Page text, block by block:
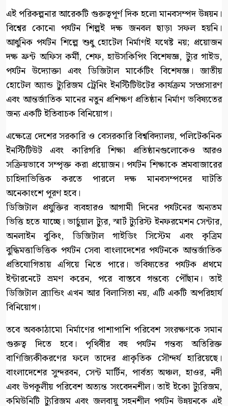
এই পরিকল্পনার আরেকটি গুরুত্বপূর্ণ দিক হলো মানবসম্পদ উন্নয়ন।
বিশ্বের কোনো পর্যটন শিল্পই দক্ষ জনবল ছাড়া সফল হয়নি।
আধুনিক পর্যটন শিল্পে শুধু হোটেল নির্মাণই যথেষ্ট নয়; প্রয়োজন
দক্ষ ফ্রন্ট অফিস কর্মী, শেফ, হাউসকিপিং বিশেষজ্ঞ, ট্যুর গাইড,
পর্যটন উদ্যোক্তা এবং ডিজিটাল মার্কেটিং বিশেষজ্ঞ। জাতীয়
হোটেল অ্যান্ড ট্যুরিজম ট্রেনিং ইনস্টিটিউটের কার্যক্রম সম্প্রসারণ
এবং আন্তর্জাতিক মানের নতুন প্রশিক্ষণ প্রতিষ্ঠান নির্মাণ ভবিষ্যতের
জন্য একটি ইতিবাচক বিনিয়োগ।
এক্ষেত্রে দেশের সরকারি ও বেসরকারি বিশ্ববিদ্যালয়, পলিটেকনিক
ইনস্টিটিউট এবং কারিগরি শিক্ষা প্রতিষ্ঠানগুলোকেও আরও
সক্রিয়ভাবে সম্পৃক্ত করা প্রয়োজন। পর্যটন শিক্ষাকে শ্রমবাজারের
চাহিদাভিত্তিক করতে পারলে দক্ষ মানবসম্পদের ঘাটতি
অনেকাংশে পূরণ হবে।
ডিজিটাল প্রযুক্তির ব্যবহারও আগামী দিনের পর্যটনের অন্যতম
ভিত্তি হতে যাচ্ছে। ভার্চুয়াল ট্যুর, স্মার্ট ট্যুরিস্ট ইনফরমেশন সেন্টার,
অনলাইন বুকিং, ডিজিটাল গাইডিং সিস্টেম এবং কৃত্রিম
বুদ্ধিমত্তাভিত্তিক পর্যটন সেবা বাংলাদেশের পর্যটনকে আন্তর্জাতিক
প্রতিযোগিতায় এগিয়ে নিতে পারে। ভবিষ্যতের পর্যটক প্রথমে
ইন্টারনেটে ভ্রমণ করেন, পরে বাস্তবে গন্তব্যে পৌঁছান। তাই
ডিজিটাল ব্র্যান্ডিং এখন আর বিলাসিতা নয়, এটি একটি অপরিহার্য
বিনিয়োগ।
তবে অবকাঠামো নির্মাণের পাশাপাশি পরিবেশ সংরক্ষণকে সমান
গুরুত্ব দিতে হবে। পৃথিবীর বহু পর্যটন গন্তব্য অতিরিক্ত
বাণিজ্যিকীকরণের ফলে তাদের প্রাকৃতিক সৌন্দর্য হারিয়েছে।
বাংলাদেশের সুন্দরবন, সেন্ট মার্টিন, পার্বত্য অঞ্চল, হাওর, নদী
এবং উপকূলীয় পরিবেশ অত্যন্ত সংবেদনশীল। তাই ইকো ট্যুরিজম,
কমিউনিটি ট্যুরিজম এবং জলবায়ু সহনশীল পর্যটন উন্নয়নকে এই